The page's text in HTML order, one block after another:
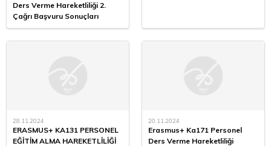
Ders Verme Hareketliliği 2.
Çağrı Başvuru Sonuçları
28.11.2024
ERASMUS+ KA131 PERSONEL
EĞİTİM ALMA HAREKETLİLİĞİ
20.11.2024
Erasmus+ Ka171 Personel
Ders Verme Hareketliliği